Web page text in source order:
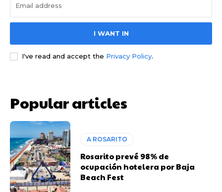
I WANT IN
I've read and accept the Privacy Policy.
Popular articles
A ROSARITO
Rosarito prevé 98% de
ocupación hotelera por Baja
Beach Fest